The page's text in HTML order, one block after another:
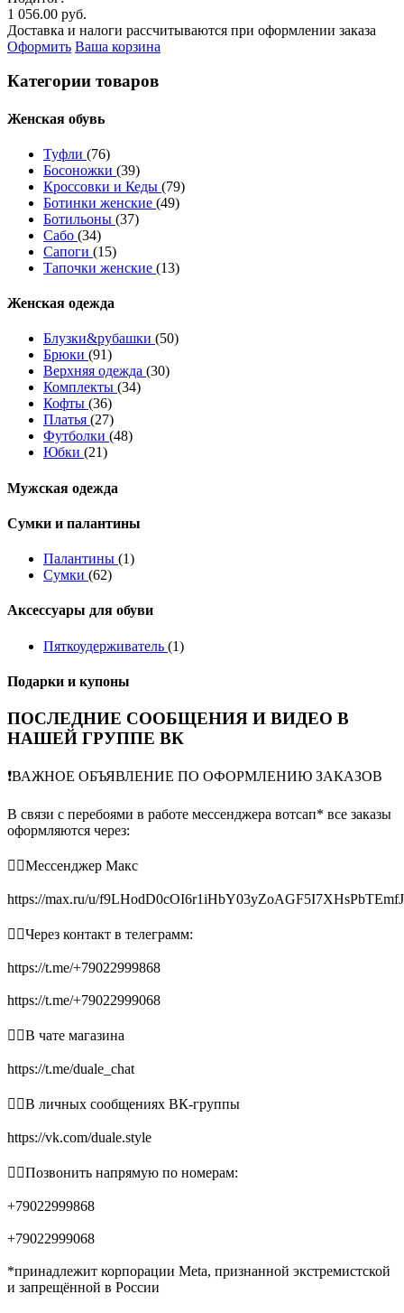
1 056.00 руб.
Доставка и налоги рассчитываются при оформлении заказа
Оформить Ваша корзина
Категории товаров
Женcкая обувь
Туфли (76)
Босоножки (39)
Кроссовки и Кеды (79)
Ботинки женские (49)
Ботильоны (37)
Сабо (34)
Сапоги (15)
Тапочки женские (13)
Женская одежда
Блузки&рубашки (50)
Брюки (91)
Верхняя одежда (30)
Комплекты (34)
Кофты (36)
Платья (27)
Футболки (48)
Юбки (21)
Мужская одежда
Сумки и палантины
Палантины (1)
Сумки (62)
Аксессуары для обуви
Пяткоудерживатель (1)
Подарки и купоны
ПОСЛЕДНИЕ СООБЩЕНИЯ И ВИДЕО В
НАШЕЙ ГРУППЕ ВК
❗️ВАЖНОЕ ОБЪЯВЛЕНИЕ ПО ОФОРМЛЕНИЮ ЗАКАЗОВ
В связи с перебоями в работе мессенджера вотсап* все заказы
оформляются через:
👉🏻Мессенджер Макс
https://max.ru/u/
👉🏻Через контакт в телеграмм:
https://t.me/+79022999868
https://t.me/+79022999068
👉🏻В чате магазина
https://t.me/duale_chat
👉🏻В личных сообщениях ВК-группы
https://vk.com/duale.style
👉🏻Позвонить напрямую по номерам:
+79022999868
+79022999068
*принадлежит корпорации Meta, признанной экстремистской
и запрещённой в России